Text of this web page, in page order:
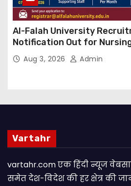
Al-Falah University
Notification Out for
Supporting Staff Posts,
Aug 3, 2026 Admin
Vartahr
vartahr.com एक हिंदी न्यूज
समेत देश-विदेश की हर क्षेत्र की